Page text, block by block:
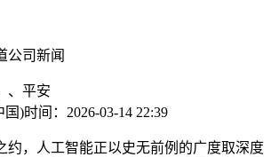
公司新闻
、平安
国)时间：2026-03-14 22:39
，人工智能正以史无前例的广度取深度